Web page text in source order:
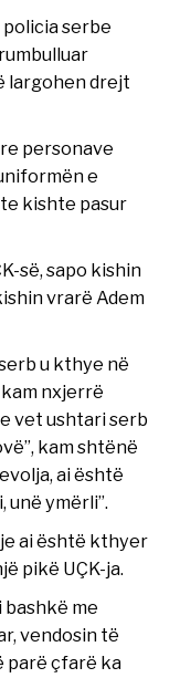
policia serbe
largohen drejt
personave
e
kishte pasur
së, sapo kishin
vrarë Adem
u kthye në
nxjerrë
vet ushtari serb
kam shtënë
ai është
unë ymërli”.
ai është kthyer
pikë UÇK-ja.
bashkë me
vendosin të
parë çfarë ka